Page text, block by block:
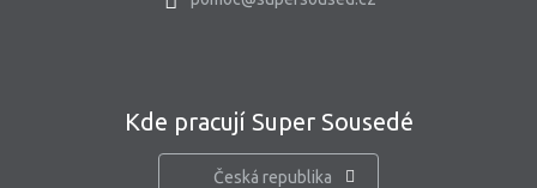
Kde pracují Super Sousedé
Česká republika